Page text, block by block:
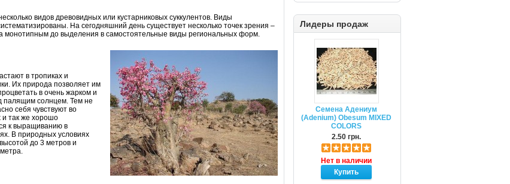
Лидеры продаж
Семена Адениум
(Adenium) Obesum MIXED
COLORS
2.50 грн.
Нет в наличии
видов древовидных или кустарниковых суккулентов. Виды
На сегодняшний день существует несколько точек зрения –
монотипным до выделения в самостоятельные виды региональных форм.
в тропиках и
Их природа позволяет им
в очень жарком и
палящим солнцем. Тем не
себя чувствуют во
и так же хорошо
к выращиванию в
В природных условиях
до 3 метров и